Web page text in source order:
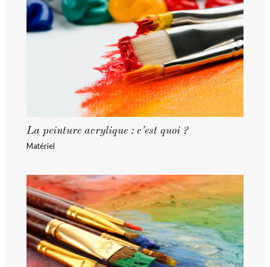
La peinture acrylique : c’est quoi ?
Matériel